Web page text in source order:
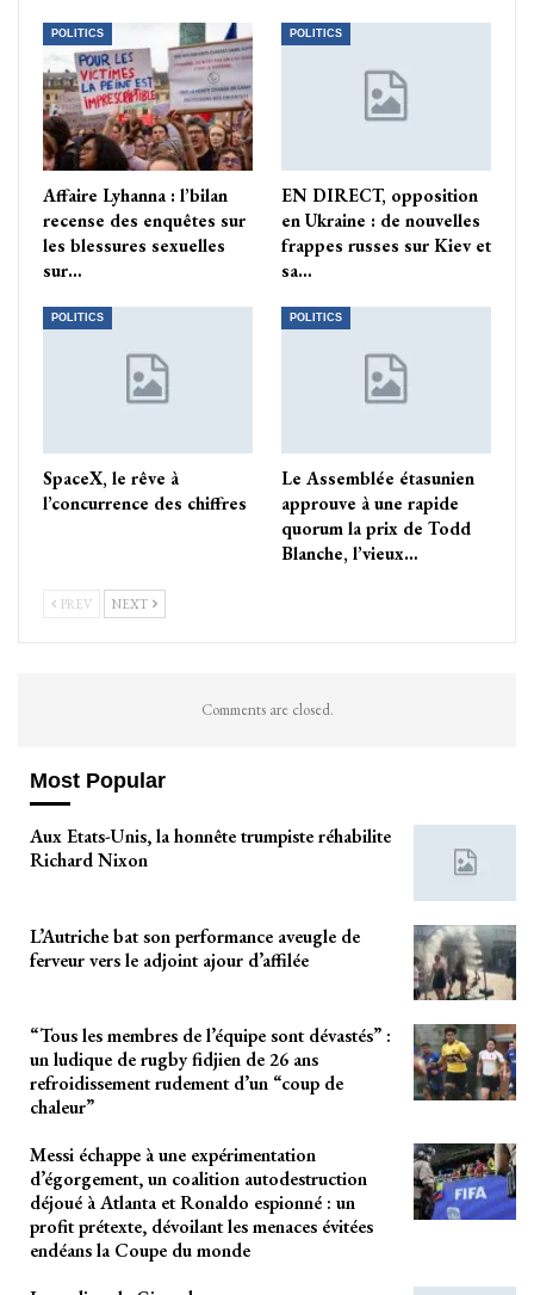
POLITICS
Affaire Lyhanna : l’bilan
recense des enquêtes sur
les blessures sexuelles
sur…
POLITICS
EN DIRECT, opposition
en Ukraine : de nouvelles
frappes russes sur Kiev et
sa…
POLITICS
SpaceX, le rêve à
l’concurrence des chiffres
POLITICS
Le Assemblée étasunien
approuve à une rapide
quorum la prix de Todd
Blanche, l’vieux…
PREV NEXT
Comments are closed.
Most Popular
Aux Etats-Unis, la honnête trumpiste réhabilite
Richard Nixon
L’Autriche bat son performance aveugle de
ferveur vers le adjoint ajour d’affilée
“Tous les membres de l’équipe sont dévastés” :
un ludique de rugby fidjien de 26 ans
refroidissement rudement d’un “coup de
chaleur”
Messi échappe à une expérimentation
d’égorgement, un coalition autodestruction
déjoué à Atlanta et Ronaldo espionné : un
profit prétexte, dévoilant les menaces évitées
endéans la Coupe du monde